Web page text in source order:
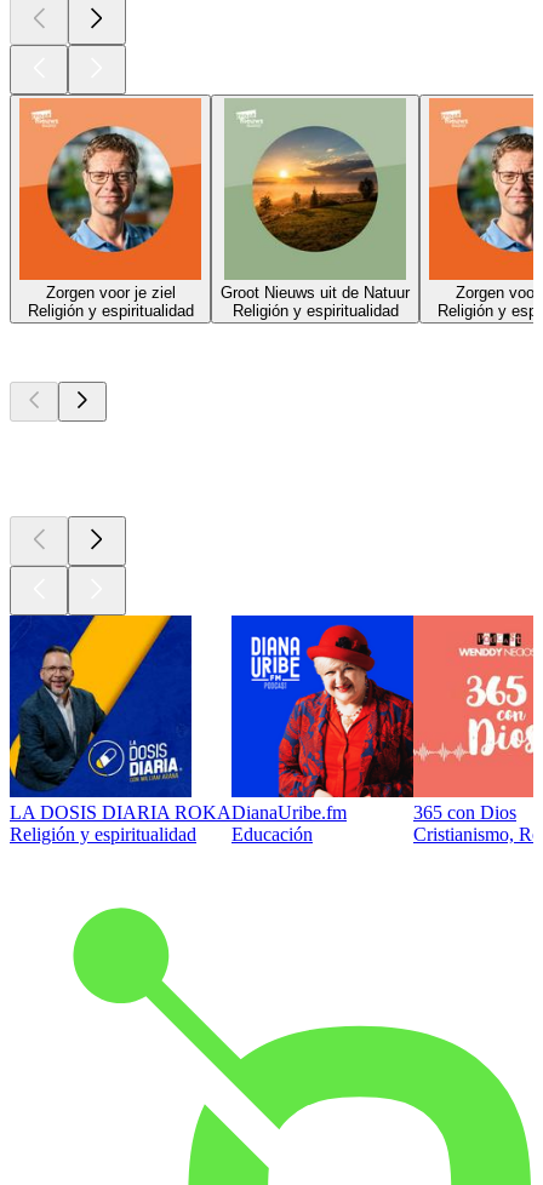
Zorgen voor je ziel
Religión y espiritualidad
Groot Nieuws uit de Natuur
Religión y espiritualidad
Zorgen
Religión y
LA DOSIS DIARIA ROKA
Religión y espiritualidad
DianaUribe.fm
Educación
365 con Dios
Cristianismo,